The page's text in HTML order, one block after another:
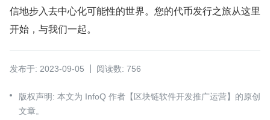
信地步入去中心化可能性的世界。您的代币发行之旅从这里
开始，与我们一起。
发布于: 2023-09-05 阅读数: 756
版权声明: 本文为 InfoQ 作者【区块链软件开发推广运营】的原创
文章。